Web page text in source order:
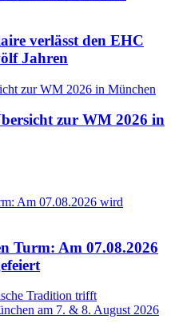
verlässt den EHC
Jahren
zur WM 2026 in
Turm: Am 07.08.2026